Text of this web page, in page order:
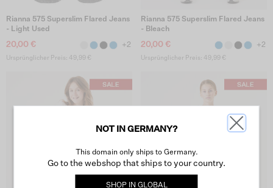
Rianna 575 Superslim Flared Jeans
- Light Used
20,00 € +2
Ursprünglicher Preis: 49,99 €
Rianna 575 Superslim Flared Jeans
- Bleach
20,00 € +2
Ursprünglicher Preis: 49,99 €
NOT IN GERMANY?
This domain only ships to Germany.
Go to the webshop that ships to your country.
SHOP IN GLOBAL